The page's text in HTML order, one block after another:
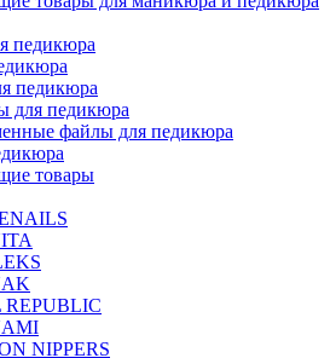
педикюра
педикюра
для педикюра
файлы для педикюра
товары
NIPPERS